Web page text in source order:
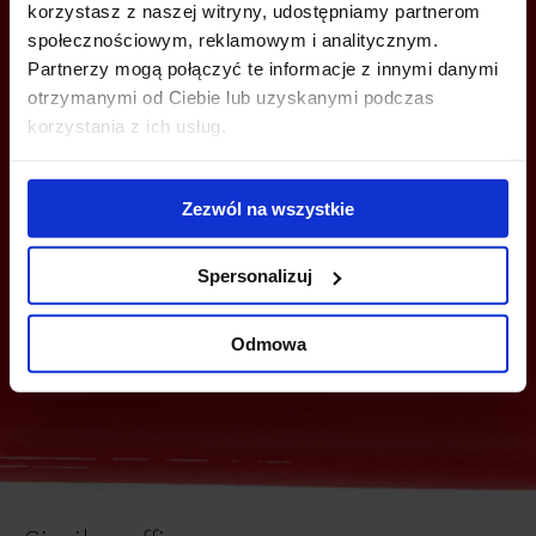
korzystasz z naszej witryny, udostępniamy partnerom
społecznościowym, reklamowym i analitycznym.
Partnerzy mogą połączyć te informacje z innymi danymi
otrzymanymi od Ciebie lub uzyskanymi podczas
korzystania z ich usług.
Zezwól na wszystkie
Spersonalizuj
Odmowa
CALL US AND FIND OUT MORE
flexoffice@officefinder.pl
Send enquiry
Group enquiry